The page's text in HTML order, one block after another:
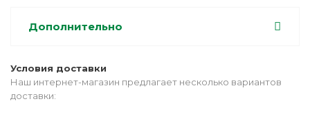
Дополнительно
Условия доставки
Наш интернет-магазин предлагает несколько вариантов
доставки: